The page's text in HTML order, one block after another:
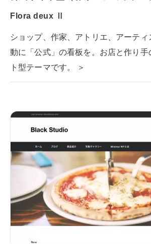
Flora deux Ⅱ
ショップ、作家、アトリエ、アーテ
動に「公式」の看板を。お店と作り手
ト型テーマです。 ＞